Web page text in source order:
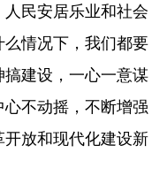
民安居乐业和社会
情况下，我们都要
建设，一心一意谋
不动摇，不断增强
放和现代化建设新